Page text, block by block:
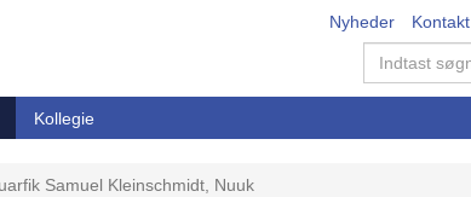
Nyheder Kontakt
Kollegie
Samuel Kleinschmidt, Nuuk